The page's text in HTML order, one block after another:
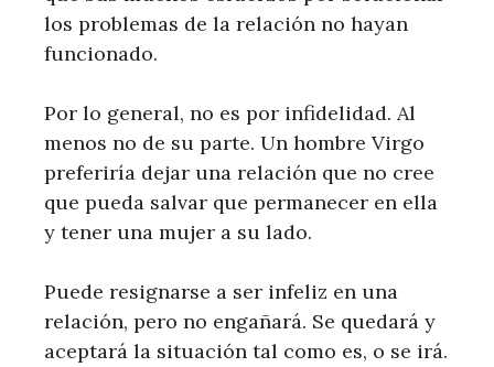
los problemas de la relación no hayan
funcionado.
Por lo general, no es por infidelidad. Al
menos no de su parte. Un hombre Virgo
preferiría dejar una relación que no cree
que pueda salvar que permanecer en ella
y tener una mujer a su lado.
Puede resignarse a ser infeliz en una
relación, pero no engañará. Se quedará y
aceptará la situación tal como es, o se irá.